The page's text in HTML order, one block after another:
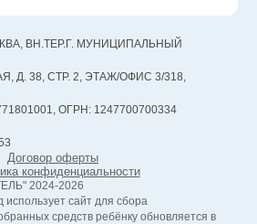
ВН.ТЕР.Г. МУНИЦИПАЛЬНЫЙ
Д. 38, СТР. 2, ЭТАЖ/ОФИС 3/318,
ОГРН: 1247700700334
Договор оферты
конфиденциальности
2024-2026
сайт для сбора
средств ребёнку обновляется в